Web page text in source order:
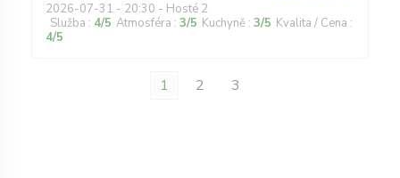
2026-07-31 - 20:30 - Hosté 2
Služba : 4/5 Atmosféra : 3/5 Kuchyně : 3/5 Kvalita / Cena :
4/5
1 2 3